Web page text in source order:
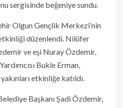
sergisinde beğeniye sundu.
Olgun Gençlik Merkezi’nin
etkinliği düzenlendi. Nilüfer
ve eşi Nuray Özdemir,
Bukle Erman,
etkinliğe katıldı.
Başkanı Şadi Özdemir,